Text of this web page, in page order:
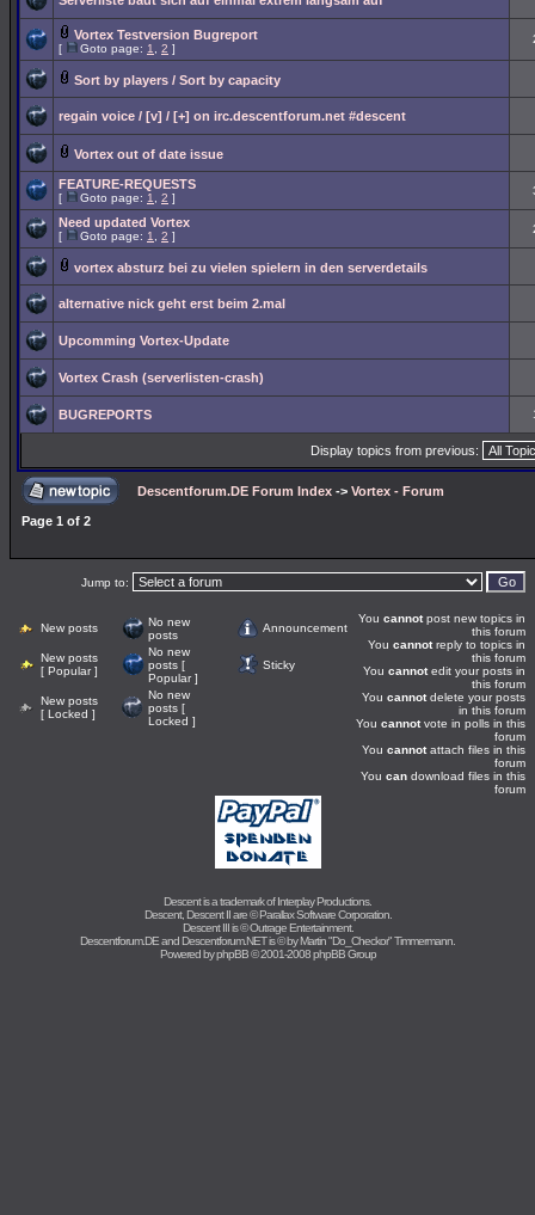
Vortex Testversion Bugreport
[ Goto page: 1 2 ]
Sort by players / Sort by capacity
regain voice / [v] / [+] on irc.descentforum.net #descent
Vortex out of date issue
FEATURE-REQUESTS
[ Goto page: 1 2 ]
Need updated Vortex
[ Goto page: 1 2 ]
vortex absturz bei zu vielen spielern in den serverdetails
alternative nick geht erst beim 2.mal
Upcomming Vortex-Update
Vortex Crash (serverlisten-crash)
BUGREPORTS
Display topics from previous:
Descentforum.DE Forum Index -> Vortex - Forum
Page 1 of 2
Jump to:
New posts
No new
posts
Announcement
New posts
[ Popular ]
No new
posts [
Popular ]
Sticky
New posts
[ Locked ]
No new
posts [
Locked ]
You cannotpost new topics in
this forum
You cannotreply to topics in
this forum
You cannotedit your posts in
this forum
You cannotdelete your posts
in this forum
You cannotvote in polls in this
forum
You cannotattach files in this
forum
You can download files in this
forum
Descent is a trademark ofInterplay Productions.
Descent, Descent II are ©Parallax Software Corporation.
Descent III is ©Outrage Entertainment.
Descentforum.DE and Descentforum.NET is © byMartin "Do_Checkor" Timmermann
Powered byphpBB© 2001-2008 phpBB Group